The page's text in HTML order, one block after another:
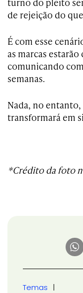
de rejeição do
É com esse
as marcas
comunicando
semanas.
Nada, no
transformará em
*Crédito da foto
Temas